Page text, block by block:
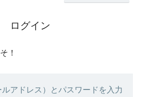
ログイン
！
アドレス）とパスワードを入力